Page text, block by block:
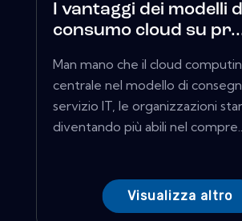
I vantaggi dei modelli
consumo cloud su
Man mano che il cloud
centrale nel modello di
servizio IT, le organizzazioni
diventando più abili nel
Visualizza altro